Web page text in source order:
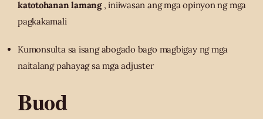
katotohanan lamang, iniiwasan ang mga opinyon ng mga
pagkakamali
Kumonsulta sa isang abogado bago magbigay ng mga
naitalang pahayag sa mga adjuster
Buod